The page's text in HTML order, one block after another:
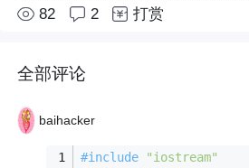
82 2 打赏
全部评论
baihacker
#include
"iostream"